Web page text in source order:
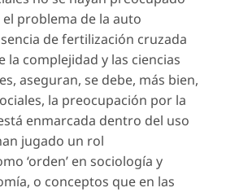
problema de la auto
de fertilización cruzada
la complejidad y las ciencias
aseguran, se debe, más bien,
la preocupación por la
enmarcada dentro del uso
jugado un rol
‘orden’ en sociología y
o conceptos que en las